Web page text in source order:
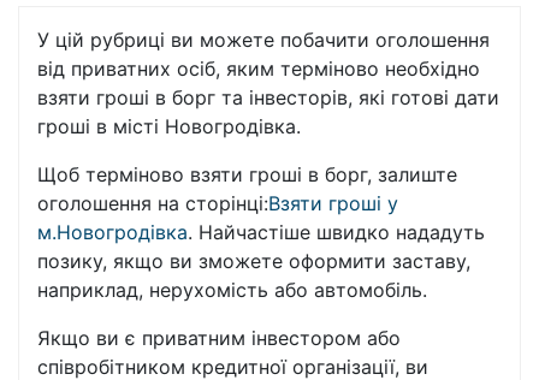
У цій рубриці ви можете побачити оголошення
від приватних осіб, яким терміново необхідно
взяти гроші в борг та інвесторів, які готові дати
гроші в місті Новогродівка.
Щоб терміново взяти гроші в борг, залиште
оголошення на сторінці:Взяти гроші у
м.Новогродівка. Найчастіше швидко нададуть
позику, якщо ви зможете оформити заставу,
наприклад, нерухомість або автомобіль.
Якщо ви є приватним інвестором або
співробітником кредитної організації, ви